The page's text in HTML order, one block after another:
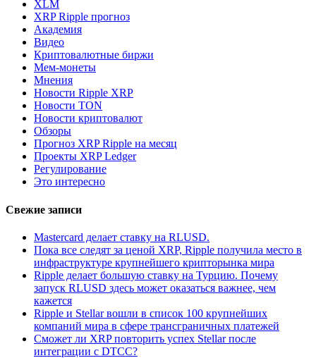
XLM
XRP Ripple прогноз
Академия
Видео
Криптовалютные биржи
Мем-монеты
Мнения
Новости Ripple XRP
Новости TON
Новости криптовалют
Обзоры
Прогноз XRP Ripple на месяц
Проекты XRP Ledger
Регулирование
Это интересно
Свежие записи
Mastercard делает ставку на RLUSD.
Пока все следят за ценой XRP, Ripple получила место в
инфраструктуре крупнейшего крипторынка мира
Ripple делает большую ставку на Турцию. Почему
запуск RLUSD здесь может оказаться важнее, чем
кажется
Ripple и Stellar вошли в список 100 крупнейших
компаний мира в сфере трансграничных платежей
Сможет ли XRP повторить успех Stellar после
интеграции с DTCC?